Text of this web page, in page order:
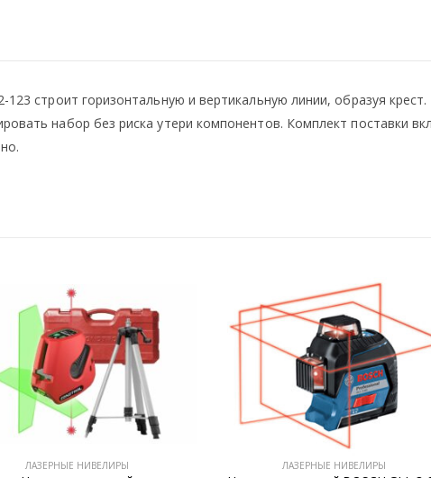
строит горизонтальную и вертикальную линии, образуя
набор без риска утери компонентов. Комплект поставки
ЛАЗЕРНЫЕ НИВЕЛИРЫ ЛАЗЕРНЫЕ НИВЕЛИРЫ